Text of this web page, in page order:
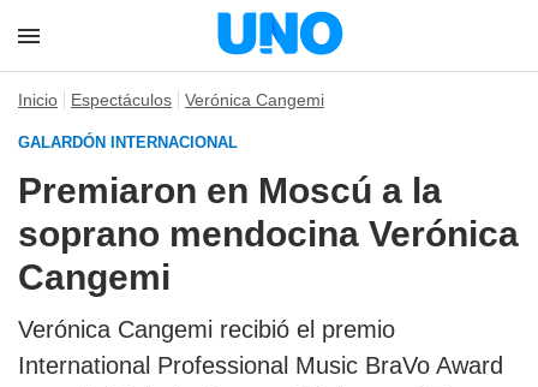
Inicio Espectáculos Verónica Cangemi
GALARDÓN INTERNACIONAL
Premiaron en Moscú a la
soprano mendocina Verónica
Cangemi
Verónica Cangemi recibió el premio
International Professional Music BraVo Award